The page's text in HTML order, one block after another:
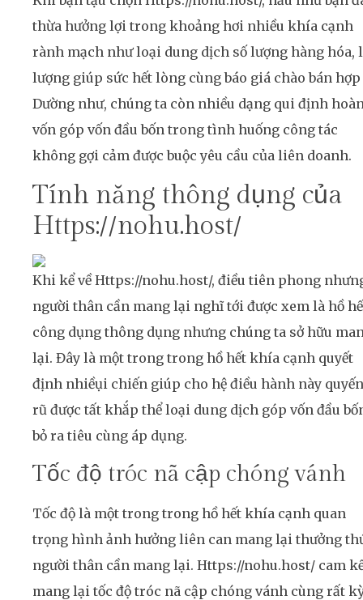
thừa hưởng lợi trong khoảng hơi nhiều khía cạnh
rành mạch như loại dung dịch số lượng hàng hóa,
lượng giúp sức hết lòng cùng báo giá chào bán hợp
Dường như, chúng ta còn nhiều dạng qui định
vốn góp vốn đầu bốn trong tình huống công tác
không gợi cảm được buộc yêu cầu của liên doanh.
Tính năng thông dụng của
Https://nohu.host/
Khi kể về Https://nohu.host/, điều tiên phong
người thân cần mang lại nghĩ tới được xem là hồ
công dụng thông dụng nhưng chúng ta sở hữu
lại. Đây là một trong trong hồ hết khía cạnh quyết
định nhiềụi chiến giúp cho hệ điều hành này quyến
rũ được tất khắp thể loại dung dịch góp vốn đầu
bỏ ra tiêu cùng áp dụng.
Tốc độ tróc nã cập chóng vánh
Tốc độ là một trong trong hồ hết khía cạnh quan
trọng hình ảnh hưởng liên can mang lại thưởng
người thân cần mang lại. Https://nohu.host/ cam
mang lại tốc độ tróc nã cập chóng vánh cùng rất